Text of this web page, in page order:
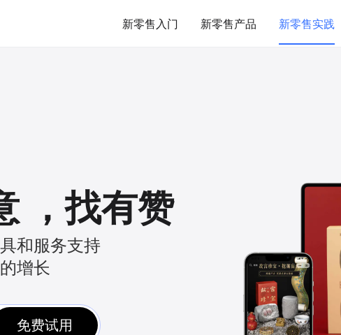
新零售入门 新零售产品 新零售实践
，找有赞
和服务支持
增长
免费试用